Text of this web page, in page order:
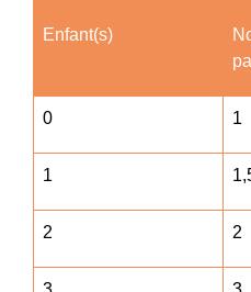
Enfant(s)
0 1
1
2 2